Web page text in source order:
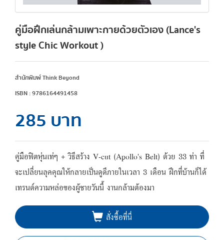
คู่มือฝึกเล่นกล้ามเพาะกายด้วยตัวเอง (Lance's
style Chic Workout )
สำนักพิมพ์ Think Beyond
ISBN : 9786164491458
285 บาท
คู่มือฟิตหุ่นเท่ๆ + วิธีสร้าง V-cut (Apollo's Belt) ด้วย 33 ท่า ที่
จะเปลี่ยนลุคคุณให้กลายเป็นดูดีภายในเวลา 3 เดือน ฝึกที่บ้านก็ได้
เทรนด์ความหล่อของผู้ชายวันนี้ งานกล้ามต้องมา
สั่งซื้อที่นี่